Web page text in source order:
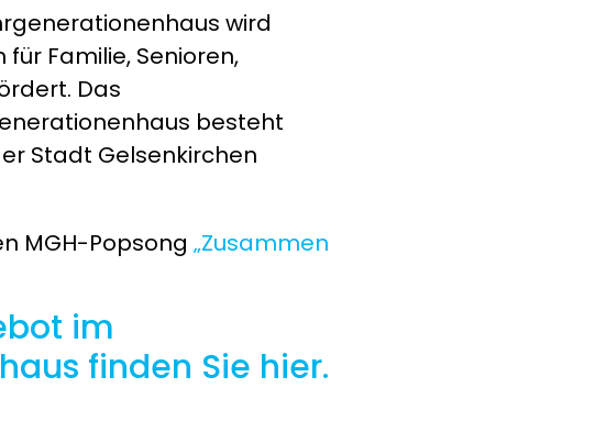
wird
Familie, Senioren,
Das
besteht
Stadt Gelsenkirchen
MGH-Popsong„Zusammen
im
finden Sie hier.